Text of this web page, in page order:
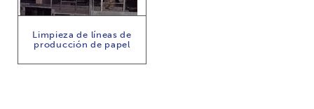
Limpieza de líneas de
producción de papel